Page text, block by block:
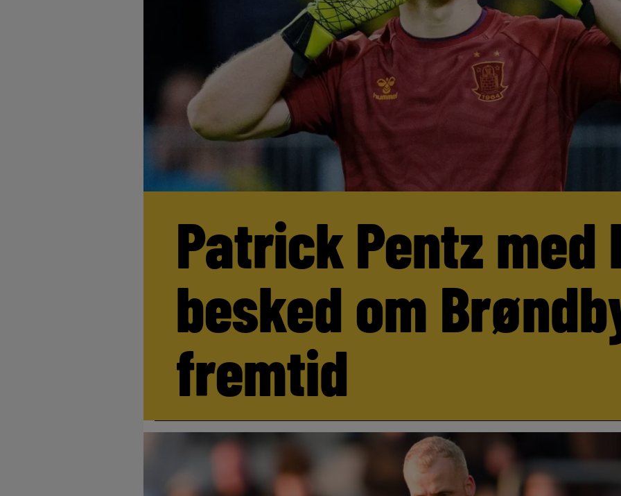
Patrick Pentz med
besked om
fremtid